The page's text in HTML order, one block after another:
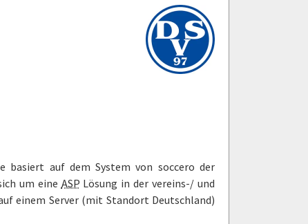
basiert auf dem System von soccero der
um eine ASP Lösung in der vereins-/ und
einem Server (mit Standort Deutschland)